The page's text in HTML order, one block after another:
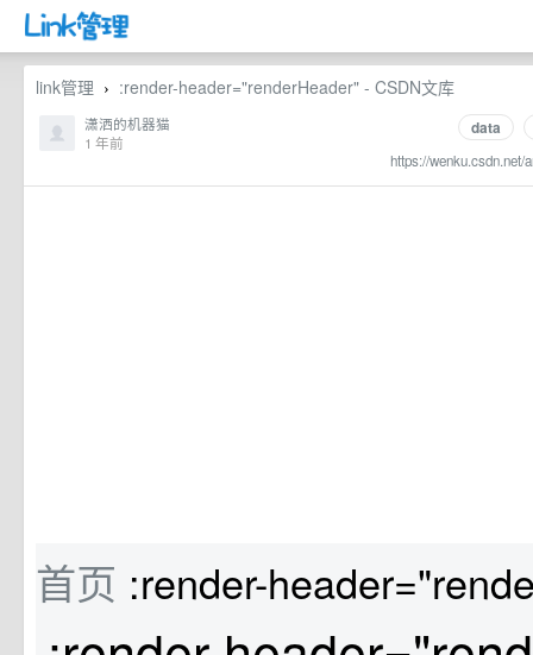
link管理 › :render-header="renderHeader" - CSDN文库
data
https://wenku.csdn.net/
潇洒的机器猫
1 年前
首页 :render-